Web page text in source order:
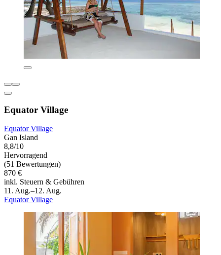
Equator Village
Equator Village
Gan Island
8,8/10
Hervorragend
(51 Bewertungen)
870 €
inkl. Steuern & Gebühren
11. Aug.–12. Aug.
Equator Village